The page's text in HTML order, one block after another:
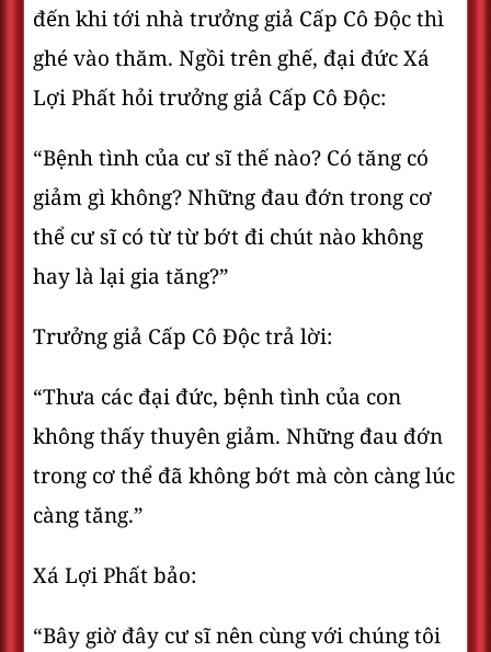
đến khi tới nhà trưởng giả Cấp Cô Độc thì
ghé vào thăm. Ngồi trên ghế, đại đức Xá
Lợi Phất hỏi trưởng giả Cấp Cô Độc:
“Bệnh tình của cư sĩ thế nào? Có tăng có
giảm gì không? Những đau đớn trong cơ
thể cư sĩ có từ từ bớt đi chút nào không
hay là lại gia tăng?”
Trưởng giả Cấp Cô Độc trả lời:
“Thưa các đại đức, bệnh tình của con
không thấy thuyên giảm. Những đau đớn
trong cơ thể đã không bớt mà còn càng lúc
càng tăng.”
Xá Lợi Phất bảo:
“Bây giờ đây cư sĩ nên cùng với chúng tôi